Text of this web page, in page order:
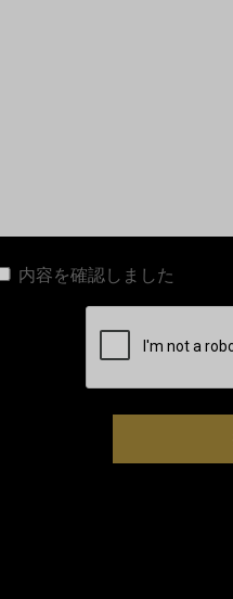
内容を確認しました